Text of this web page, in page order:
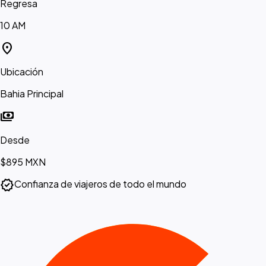
Regresa
10 AM
location_on
Ubicación
Bahia Principal
payments
Desde
$895 MXN
verifiedConfianza de viajeros de todo el mundo